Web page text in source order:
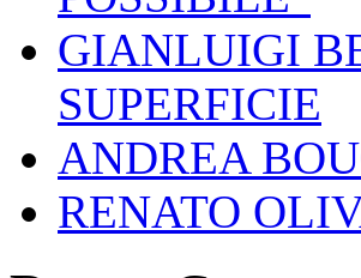
GIANLUIGI
SUPERFICIE
ANDREA
RENATO